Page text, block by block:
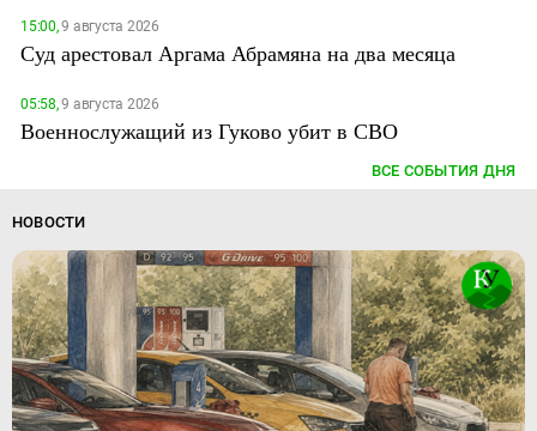
15:00,9 августа 2026
Суд арестовал Аргама Абрамяна на два месяца
05:58,9 августа 2026
Военнослужащий из Гуково убит в СВО
ВСЕ СОБЫТИЯ ДНЯ
НОВОСТИ